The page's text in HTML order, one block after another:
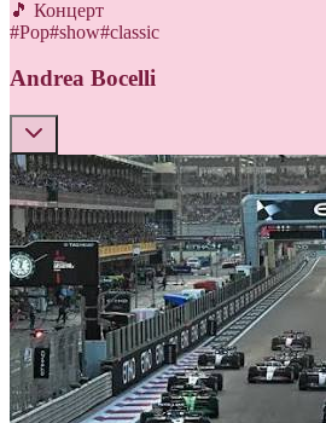
🎵 Концерт
#Pop#show#classic
Andrea Bocelli